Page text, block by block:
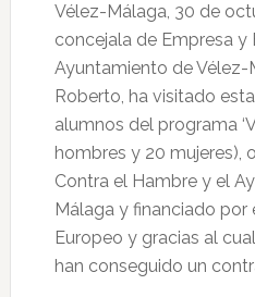
Vélez-Málaga, 30 de
concejala de Empresa y
Ayuntamiento de Vélez-
Roberto, ha visitado
alumnos del programa
hombres y 20 mujeres),
Contra el Hambre y el
Málaga y financiado por
Europeo y gracias al
han conseguido un